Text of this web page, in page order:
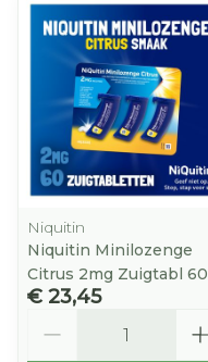
Niquitin
Niquitin Minilozenge
Citrus 2mg Zuigtabl 60
€ 23,45